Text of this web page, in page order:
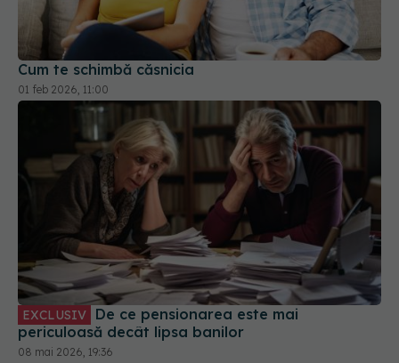
Cum te schimbă căsnicia
01 feb 2026, 11:00
EXCLUSIV De ce pensionarea este mai
periculoasă decât lipsa banilor
08 mai 2026, 19:36